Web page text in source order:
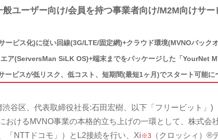
ユーザー向け/会員を持つ事業者向け/M2M向けサー
ービス化)に従い回線(3G/LTE/固定網)+クラウド環境(MVNOバック
ア(ServersMan SiLK OS)+端末までをパッケージした「YourNet
ービスが低リスク、低コスト、短期間(最短1ヶ月)でスタート可能に
谷区、代表取締役社長:石田宏樹、以下「フリービット」)
おけるMVNO事業の本格的立ち上げの一環として、株式会
「NTTドコモ」）とL2接続を行い、Xi ※3 （クロッシィ）®